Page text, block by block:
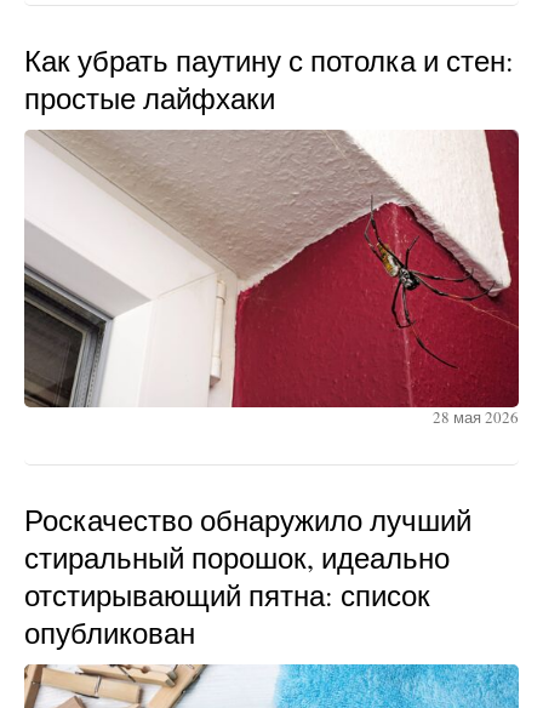
Как убрать паутину с потолка и стен:
простые лайфхаки
28 мая 2026
Роскачество обнаружило лучший
стиральный порошок, идеально
отстирывающий пятна: список
опубликован